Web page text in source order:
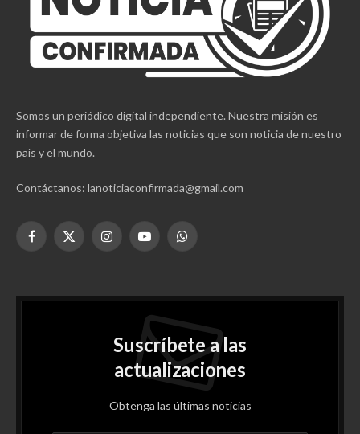
Somos un periódico digital independiente. Nuestra misión es
informar de forma objetiva las noticias que son noticia de nuestro
país y el mundo.
Contáctanos: lanoticiaconfirmada@gmail.com
Facebook
X
InstagramYouTubeWhatsApp
Suscríbete a las
actualizaciones
Obtenga las últimas noticias